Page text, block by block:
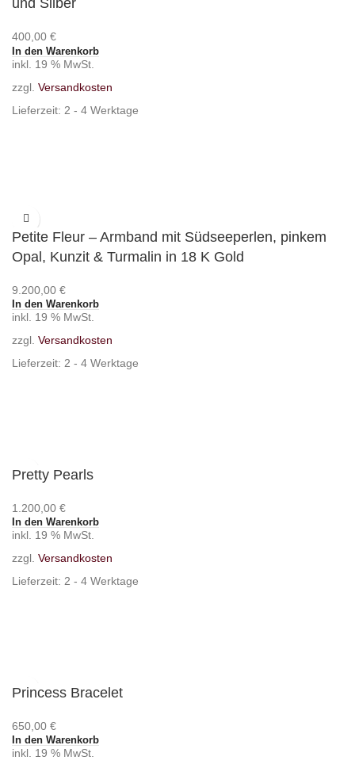
und Silber
400,00 €
In den Warenkorb
inkl. 19 % MwSt.
zzgl. Versandkosten
Lieferzeit: 2 - 4 Werktage
Petite Fleur – Armband mit Südseeperlen, pinkem
Opal, Kunzit & Turmalin in 18 K Gold
9.200,00 €
In den Warenkorb
inkl. 19 % MwSt.
zzgl. Versandkosten
Lieferzeit: 2 - 4 Werktage
Pretty Pearls
1.200,00 €
In den Warenkorb
inkl. 19 % MwSt.
zzgl. Versandkosten
Lieferzeit: 2 - 4 Werktage
Princess Bracelet
650,00 €
In den Warenkorb
inkl. 19 % MwSt.